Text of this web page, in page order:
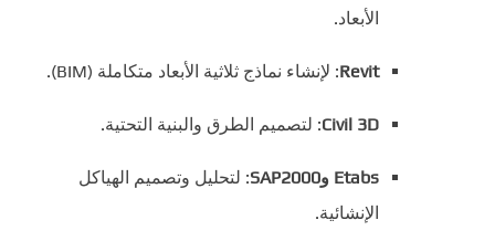
الأبعاد.
Revit: لإنشاء نماذج ثلاثية الأبعاد متكاملة (BIM).
Civil 3D: لتصميم الطرق والبنية التحتية.
Etabs وSAP2000
: لتحليل وتصميم الهياكل
الإنشائية.